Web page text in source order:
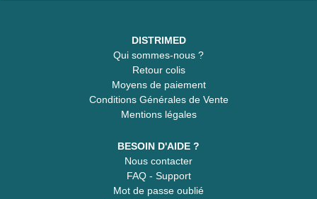
DISTRIMED
Qui sommes-nous ?
Retour colis
Moyens de paiement
Conditions Générales de Vente
Mentions légales
BESOIN D'AIDE ?
Nous contacter
FAQ - Support
Mot de passe oublié